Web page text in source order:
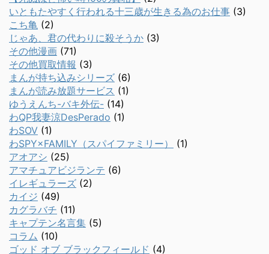
いともたやすく行われる十三歳が生きる為のお仕事 (3)
こち亀 (2)
じゃあ、君の代わりに殺そうか (3)
その他漫画 (71)
その他買取情報 (3)
まんが持ち込みシリーズ (6)
まんが読み放題サービス (1)
ゆうえんち-バキ外伝- (14)
わQP我妻涼DesPerado (1)
わSOV (1)
わSPY×FAMILY（スパイファミリー）
(1)
アオアシ (25)
アマチュアビジランテ (6)
イレギュラーズ (2)
カイジ (49)
カグラバチ (11)
キャプテン名言集 (5)
コラム (10)
ゴッド オブ ブラックフィールド (4)